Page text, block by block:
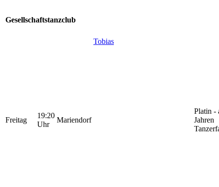
Gesellschaftstanzclub
Freitag
19:20
Uhr
Mariendorf
Tobias
Platin -
Jahren